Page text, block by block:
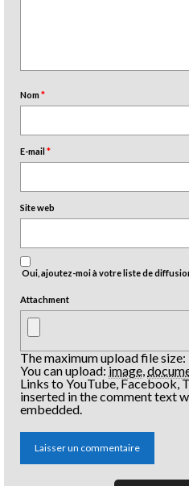
Nom*
E-mail*
Site web
Oui, ajoutez-moi à votre liste de
Attachment
The maximum upload file size:
You can upload:image
Links to YouTube, Facebook,
inserted in the comment text
embedded.